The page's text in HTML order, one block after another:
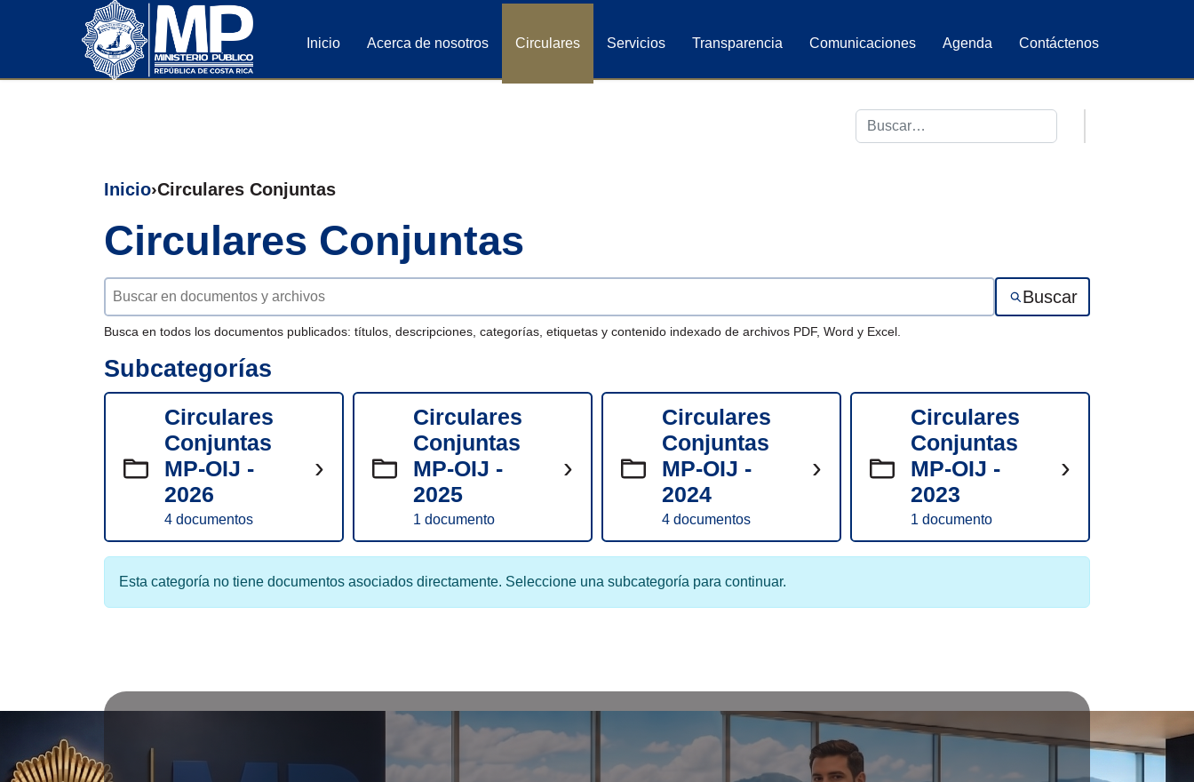
Inicio Acerca de nosotros Circulares Servicios Transparencia Comunicaciones Agenda Contáctenos
Buscar
Inicio Circulares Conjuntas
Circulares Conjuntas
Buscar documentos Buscar
Busca en todos los documentos publicados: títulos, descripciones, categorías, etiquetas y contenido indexado de archivos PDF, Word y Excel.
Subcategorías
Circulares
Conjuntas
MP-OIJ -
2026
4 documentos
›
Circulares
Conjuntas
MP-OIJ -
2025
1 documento
›
Circulares
Conjuntas
MP-OIJ -
2024
4 documentos
›
Circulares
Conjuntas
MP-OIJ -
2023
1 documento
›
Esta categoría no tiene documentos asociados directamente. Seleccione una subcategoría para continuar.